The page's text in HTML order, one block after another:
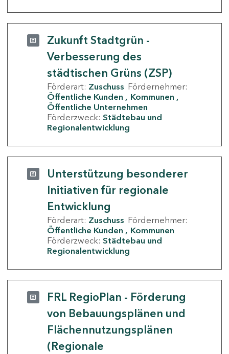
Zukunft Stadtgrün -
Verbesserung des
städtischen Grüns (ZSP)
Förderart: Zuschuss Fördernehmer:
Öffentliche Kunden
Kommunen
Öffentliche Unternehmen
Förderzweck: Städtebau und
Regionalentwicklung
Unterstützung besonderer
Initiativen für regionale
Entwicklung
Förderart: Zuschuss Fördernehmer:
Öffentliche Kunden
Kommunen
Förderzweck: Städtebau und
Regionalentwicklung
FRL RegioPlan - Förderung
von Bebauungsplänen und
Flächennutzungsplänen
(Regionale